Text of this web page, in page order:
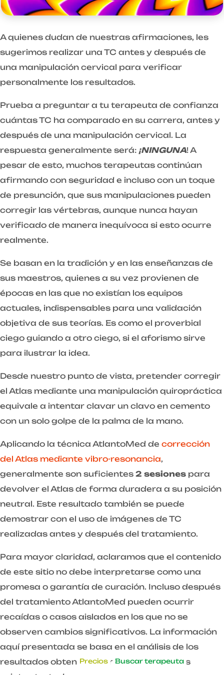
A quienes dudan de nuestras afirmaciones, les
sugerimos realizar una TC antes y después de
una manipulación cervical para verificar
personalmente los resultados.
Prueba a preguntar a tu terapeuta de confianza
cuántas TC ha comparado en su carrera, antes y
después de una manipulación cervical. La
respuesta generalmente será: ¡NINGUNA! A
pesar de esto, muchos terapeutas continúan
afirmando con seguridad e incluso con un toque
de presunción, que sus manipulaciones pueden
corregir las vértebras, aunque nunca hayan
verificado de manera inequívoca si esto ocurre
realmente.
Se basan en la tradición y en las enseñanzas de
sus maestros, quienes a su vez provienen de
épocas en las que no existían los equipos
actuales, indispensables para una validación
objetiva de sus teorías. Es como el proverbial
ciego guiando a otro ciego, si el aforismo sirve
para ilustrar la idea.
Desde nuestro punto de vista, pretender corregir
el Atlas mediante una manipulación quiropráctica
equivale a intentar clavar un clavo en cemento
con un solo golpe de la palma de la mano.
Aplicando la técnica AtlantoMed de corrección
del Atlas mediante vibro-resonancia,
generalmente son suficientes 2 sesiones para
devolver el Atlas de forma duradera a su posición
neutral. Este resultado también se puede
demostrar con el uso de imágenes de TC
realizadas antes y después del tratamiento.
Para mayor claridad, aclaramos que el contenido
de este sitio no debe interpretarse como una
promesa o garantía de curación. Incluso después
del tratamiento AtlantoMed pueden ocurrir
recaídas o casos aislados en los que no se
observen cambios significativos. La información
aquí presentada se basa en el análisis de los
resultados obtenidos por la mayoría de los
Precios Buscar terapeuta